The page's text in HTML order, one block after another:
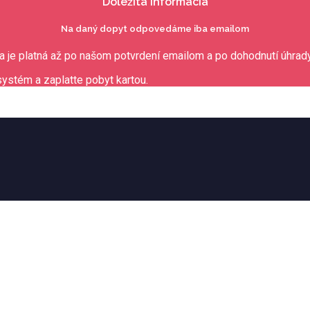
Na daný dopyt odpovedáme iba emailom
je platná až po našom potvrdení emailom a po dohodnutí
a zaplatte pobyt kartou.